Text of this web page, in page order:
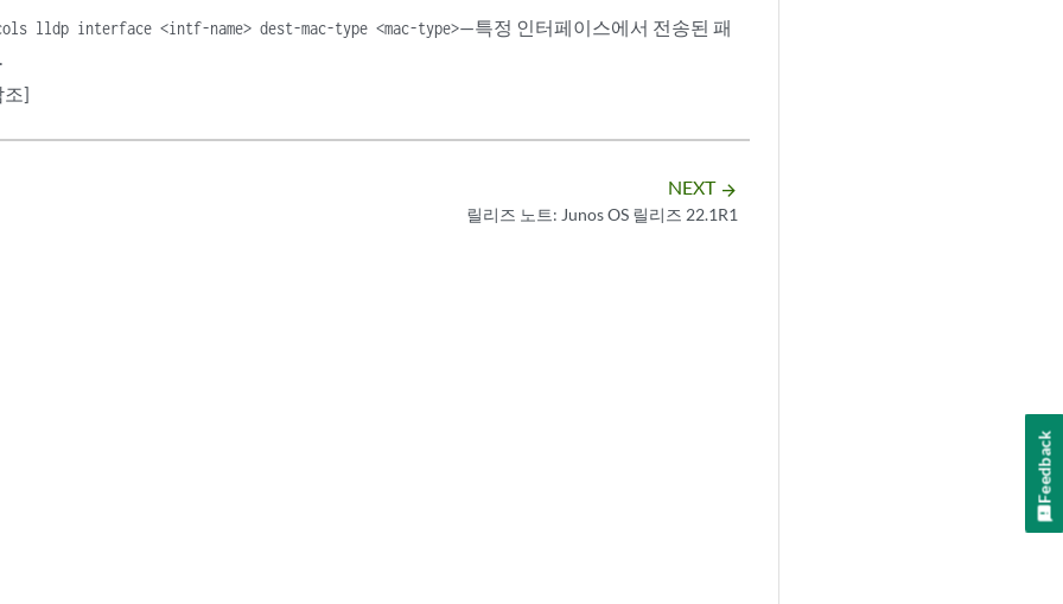
lldp interface <intf-name> dest-mac-type <mac-type>—특정 인터페이스에서 전송된 패
조]
NEXT arrow_forward
릴리즈 노트: Junos OS 릴리즈 22.1R1
Feedback